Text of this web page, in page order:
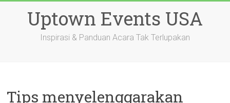
Uptown Events USA
Inspirasi & Panduan Acara Tak Terlupakan
Tips menyelenggarakan